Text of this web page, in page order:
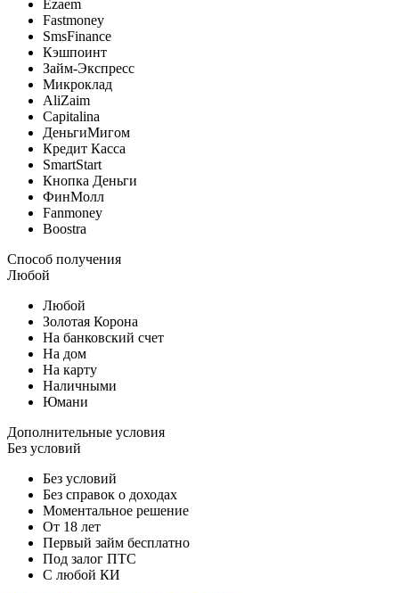
Ezaem
Fastmoney
SmsFinance
Кэшпоинт
Займ-Экспресс
Микроклад
AliZaim
Capitalina
ДеньгиМигом
Кредит Касса
SmartStart
Кнопка Деньги
ФинМолл
Fanmoney
Boostra
Способ получения
Любой
Любой
Золотая Корона
На банковский счет
На дом
На карту
Наличными
Юмани
Дополнительные условия
Без условий
Без условий
Без справок о доходах
Моментальное решение
От 18 лет
Первый займ бесплатно
Под залог ПТС
С любой КИ